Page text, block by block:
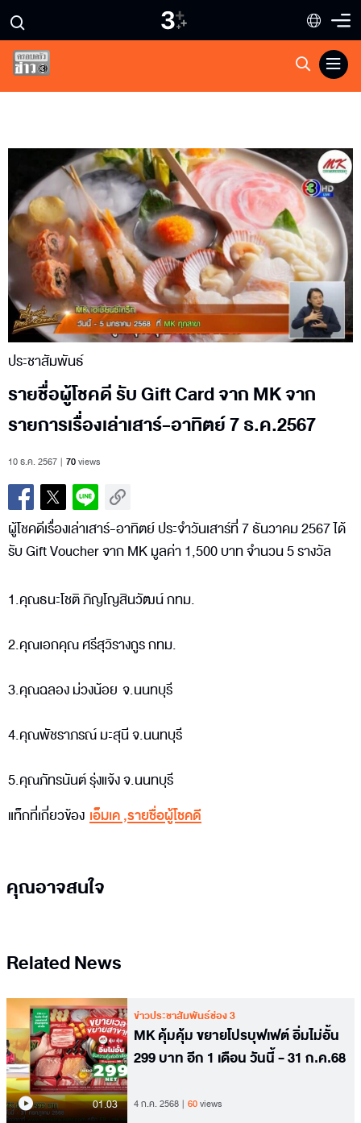
ประชาสัมพันธ์
รายชื่อผู้โชคดี รับ Gift Card จาก MK จาก
รายการเรื่องเล่าเสาร์-อาทิตย์ 7 ธ.ค.2567
10 ธ.ค. 2567 70views
ผู้โชคดีเรื่องเล่าเสาร์-อาทิตย์ ประจำวันเสาร์ที่ 7 ธันวาคม 2567 ได้
รับ Gift Voucher จาก MK มูลค่า 1,500 บาท จำนวน 5 รางวัล
1.คุณธนะโชติ ภิญโญสินวัฒน์ กทม.
2.คุณเอกคุณ ศรีสุวิรางกูร กทม.
3.คุณฉลอง ม่วงน้อย จ.นนทบุรี
4.คุณพัชราภรณ์ มะสุนี จ.นนทบุรี
5.คุณภัทรนันต์ รุ่งแจ้ง จ.นนทบุรี
แท็กที่เกี่ยวข้อง เอ็มเค,รายชื่อผู้โชคดี
คุณอาจสนใจ
Related News
01.03
ข่าวประชาสัมพันธ์ช่อง 3
MK คุ้มคุ้ม ขยายโปรบุฟเฟต์ อิ่มไม่อั้น
299 บาท อีก 1 เดือน วันนี้ - 31 ก.ค.68
4 ก.ค. 2568 60views